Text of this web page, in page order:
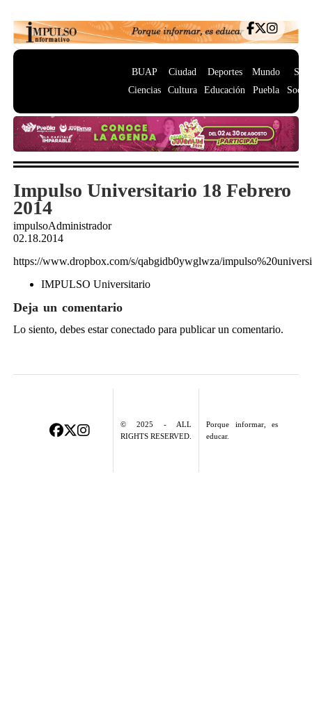
BUAP
Ciencias
Ciudad
Cultura
Deportes
Educación
Mundo
Puebla
Impulso Universitario 18 Febrero
2014
impulsoAdministrador
02.18.2014
https://www.dropbox.com/s/qabgidb0ywglwza/
IMPULSO Universitario
Deja un comentario
Lo siento, debes estarconectadopara publicar un comentario.
© 2025 - ALL
RIGHTS RESERVED.
Porque informar, es
educar.